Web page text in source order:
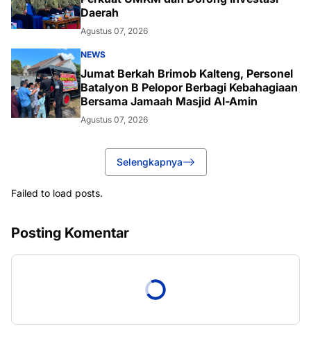
Daerah
Agustus 07, 2026
NEWS
Jumat Berkah Brimob Kalteng, Personel
Batalyon B Pelopor Berbagi Kebahagiaan
Bersama Jamaah Masjid Al-Amin
Agustus 07, 2026
Selengkapnya
Failed to load posts.
Posting Komentar